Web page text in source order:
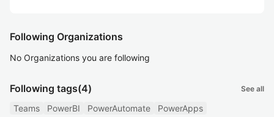
Following Organizations
No Organizations you are following
Following tags(4) See all
Teams PowerBI PowerAutomate PowerApps